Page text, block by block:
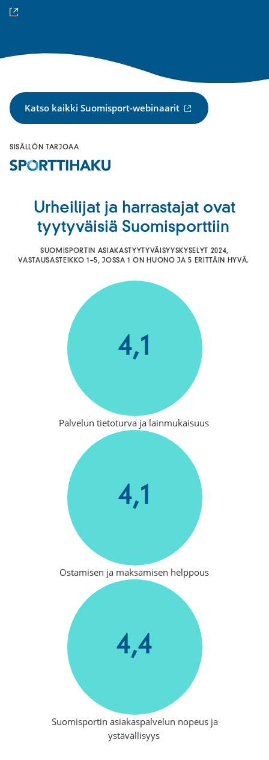
Katso kaikki Suomisport-webinaarit(ulkoinen
linkki)
SISÄLLÖN TARJOAA
Urheilijat ja harrastajat ovat
tyytyväisiä Suomisporttiin
SUOMISPORTIN ASIAKASTYYTYVÄISYYSKYSELYT 2024,
VASTAUSASTEIKKO 1–5, JOSSA 1 ON HUONO JA 5 ERITTÄIN HYVÄ.
4,1
Palvelun tietoturva ja lainmukaisuus
4,1
Ostamisen ja maksamisen helppous
4,4
Suomisportin asiakaspalvelun nopeus ja
ystävällisyys